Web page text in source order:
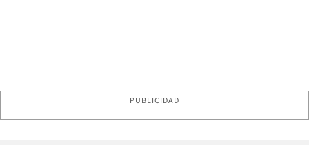
PUBLICIDAD